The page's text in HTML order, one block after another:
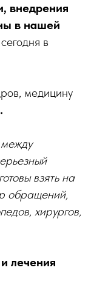
внедрения
в нашей
в
медицину
между
взять на
обращений,
хирургов,
лечения